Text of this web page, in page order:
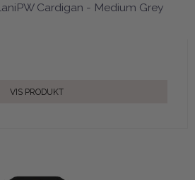
Cardigan - Medium Grey
VIS PRODUKT